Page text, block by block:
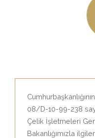
08/D-10-99-238
Çelik İşletmeleri
Bakanlığımızla